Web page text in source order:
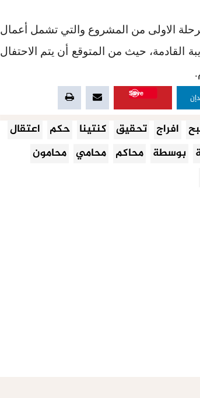
الاولى من المشروع والتي تشمل أعمال
القادمة، حيث من المتوقع أن يتم الاحتفال
Save
افراج تحقيق كنتينا حكم اعتقال
بوسطة محاكم محامي محامون